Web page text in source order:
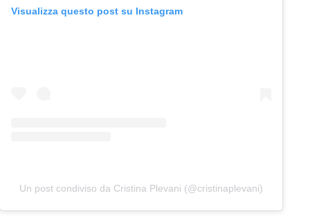
Visualizza questo post su Instagram
Un post condiviso da Cristina Plevani (@cristinaplevani)